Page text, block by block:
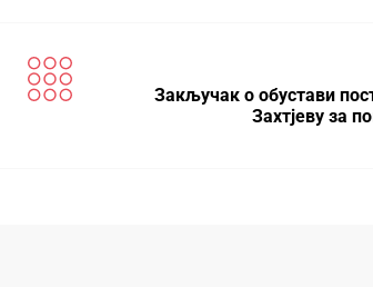
Закључак о обустави
Захтјеву за